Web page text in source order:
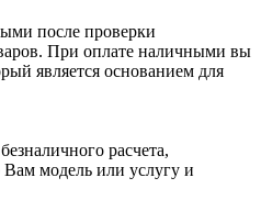
после проверки
При оплате наличными вы
является основанием для
расчета,
модель или услугу и